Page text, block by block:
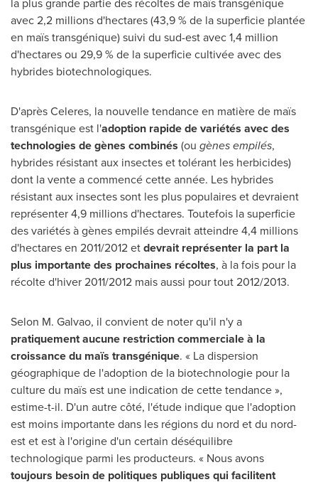
avec 2,2 millions d'hectares (43,9 % de la superficie plantée
en maïs transgénique) suivi du sud-est avec 1,4 million
d'hectares ou 29,9 % de la superficie cultivée avec des
hybrides biotechnologiques.
D'après Celeres, la nouvelle tendance en matière de maïs
transgénique est l'adoption rapide de variétés avec des
technologies de gènes combinés (ou gènes empilés,
hybrides résistant aux insectes et tolérant les herbicides)
dont la vente a commencé cette année. Les hybrides
résistant aux insectes sont les plus populaires et devraient
représenter 4,9 millions d'hectares. Toutefois la superficie
des variétés à gènes empilés devrait atteindre 4,4 millions
d'hectares en 2011/2012 etdevrait représenter la part la
plus importante des prochaines récoltes, à la fois pour la
récolte d'hiver 2011/2012 mais aussi pour tout 2012/2013.
Selon M. Galvao, il convient de noter qu'il n'y a
pratiquement aucune restriction commerciale à la
croissance du maïs transgénique. « La dispersion
géographique de l'adoption de la biotechnologie pour la
culture du maïs est une indication de cette tendance »,
estime-t-il. D'un autre côté, l'étude indique que l'adoption
est moins importante dans les régions du nord et du nord-
est et est à l'origine d'un certain déséquilibre
technologique parmi les producteurs. « Nous avons
toujours besoin de politiques publiques qui facilitent